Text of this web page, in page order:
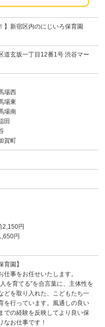
】新宿区内のにじいろ保育園
道玄坂一丁目12番1号 渋谷マー
場西
場東
場南
田
賀町
円
円
育園】
事をお任せいたします。
を育てる”を合言葉に、主体性を
どを取り入れた、こどもたち一
を行っています。風通しの良い
での経験を反映してより良い保
なお仕事です！